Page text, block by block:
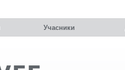
Учасники